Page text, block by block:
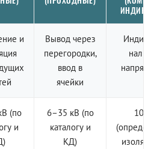
и
Вывод через
перегородки,
ввод в
ячейки
наличия
(по
и
6–35 кВ (по
каталогу и
КД)
10 кВ